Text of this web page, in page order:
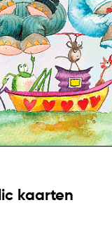
kaarten